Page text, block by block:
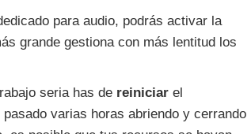
para audio, podrás activar la
grande gestiona con más lentitud los
seria has de reiniciar el
varias horas abriendo y cerrando